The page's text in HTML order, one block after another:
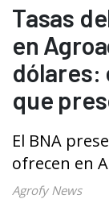
Tasas
en
dólares:
que
El BNA
ofrecen en
Agrofy News